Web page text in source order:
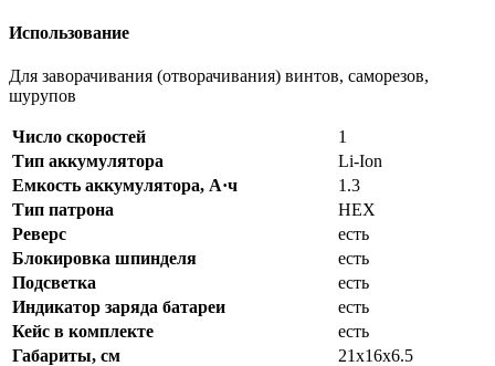
Использование
Для заворачивания (отворачивания) винтов, саморезов,
шурупов
Число скоростей
1
Тип аккумулятора
Li-Ion
Емкость аккумулятора, А·ч
1.3
Тип патрона
НЕХ
Реверс
есть
Блокировка шпинделя
есть
Подсветка
есть
Индикатор заряда батареи
есть
Кейс в комплекте
есть
Габариты, см
21x16x6.5